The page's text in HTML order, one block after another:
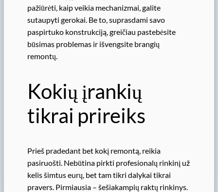
pažiūrėti, kaip veikia mechanizmai, galite
sutaupyti gerokai. Be to, suprasdami savo
paspirtuko konstrukciją, greičiau pastebėsite
būsimas problemas ir išvengsite brangių
remontų.
Kokių įrankių
tikrai prireiks
Prieš pradedant bet kokį remontą, reikia
pasiruošti. Nebūtina pirkti profesionalų rinkinį už
kelis šimtus eurų, bet tam tikri dalykai tikrai
pravers. Pirmiausia – šešiakampių raktų rinkinys.